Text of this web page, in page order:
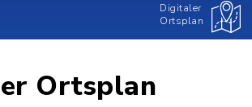
Digitaler
Ortsplan
Ortsplan